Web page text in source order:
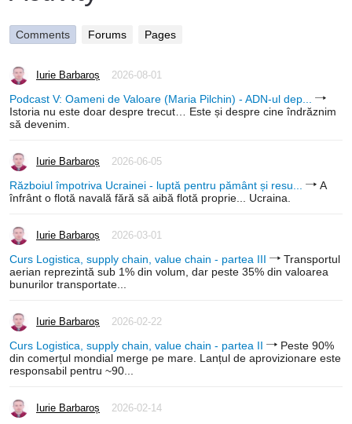
Comments Forums Pages
Iurie Barbaroș 2026-08-01
Podcast V: Oameni de Valoare (Maria Pilchin) - ADN-ul dep...
Istoria nu este doar despre trecut… Este și despre cine îndrăznim
să devenim.
Iurie Barbaroș 2026-06-05
Războiul împotriva Ucrainei - luptă pentru pământ și resu...
A
înfrânt o flotă navală fără să aibă flotă proprie... Ucraina.
Iurie Barbaroș 2026-03-01
Curs Logistica, supply chain, value chain - partea III
Transportul
aerian reprezintă sub 1% din volum, dar peste 35% din valoarea
bunurilor transportate...
Iurie Barbaroș 2026-02-22
Curs Logistica, supply chain, value chain - partea II
Peste 90%
din comerțul mondial merge pe mare. Lanțul de aprovizionare este
responsabil pentru ~90...
Iurie Barbaroș 2026-02-14